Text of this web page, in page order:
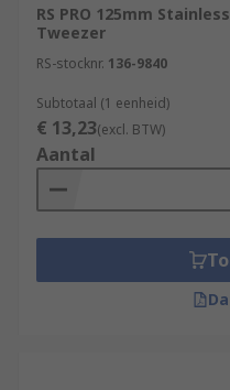
RS PRO 125mm
Tweezer
RS-stocknr. 136-9840
Subtotaal (1 eenheid)
€ 13,23(excl. BTW)
Aantal